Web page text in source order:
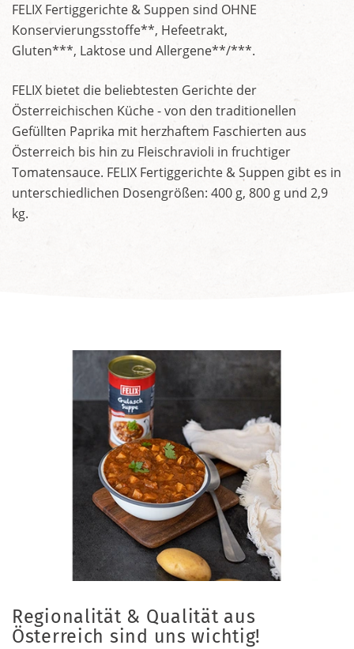
FELIX Fertiggerichte & Suppen sind OHNE
Konservierungsstoffe**, Hefeetrakt,
Gluten***, Laktose und Allergene**/***.
FELIX bietet die beliebtesten Gerichte der
Österreichischen Küche - von den traditionellen
Gefüllten Paprika mit herzhaftem Faschierten aus
Österreich bis hin zu Fleischravioli in fruchtiger
Tomatensauce. FELIX Fertiggerichte & Suppen gibt es in
unterschiedlichen Dosengrößen: 400 g, 800 g und 2,9
kg.
Regionalität & Qualität aus
Österreich sind uns wichtig!